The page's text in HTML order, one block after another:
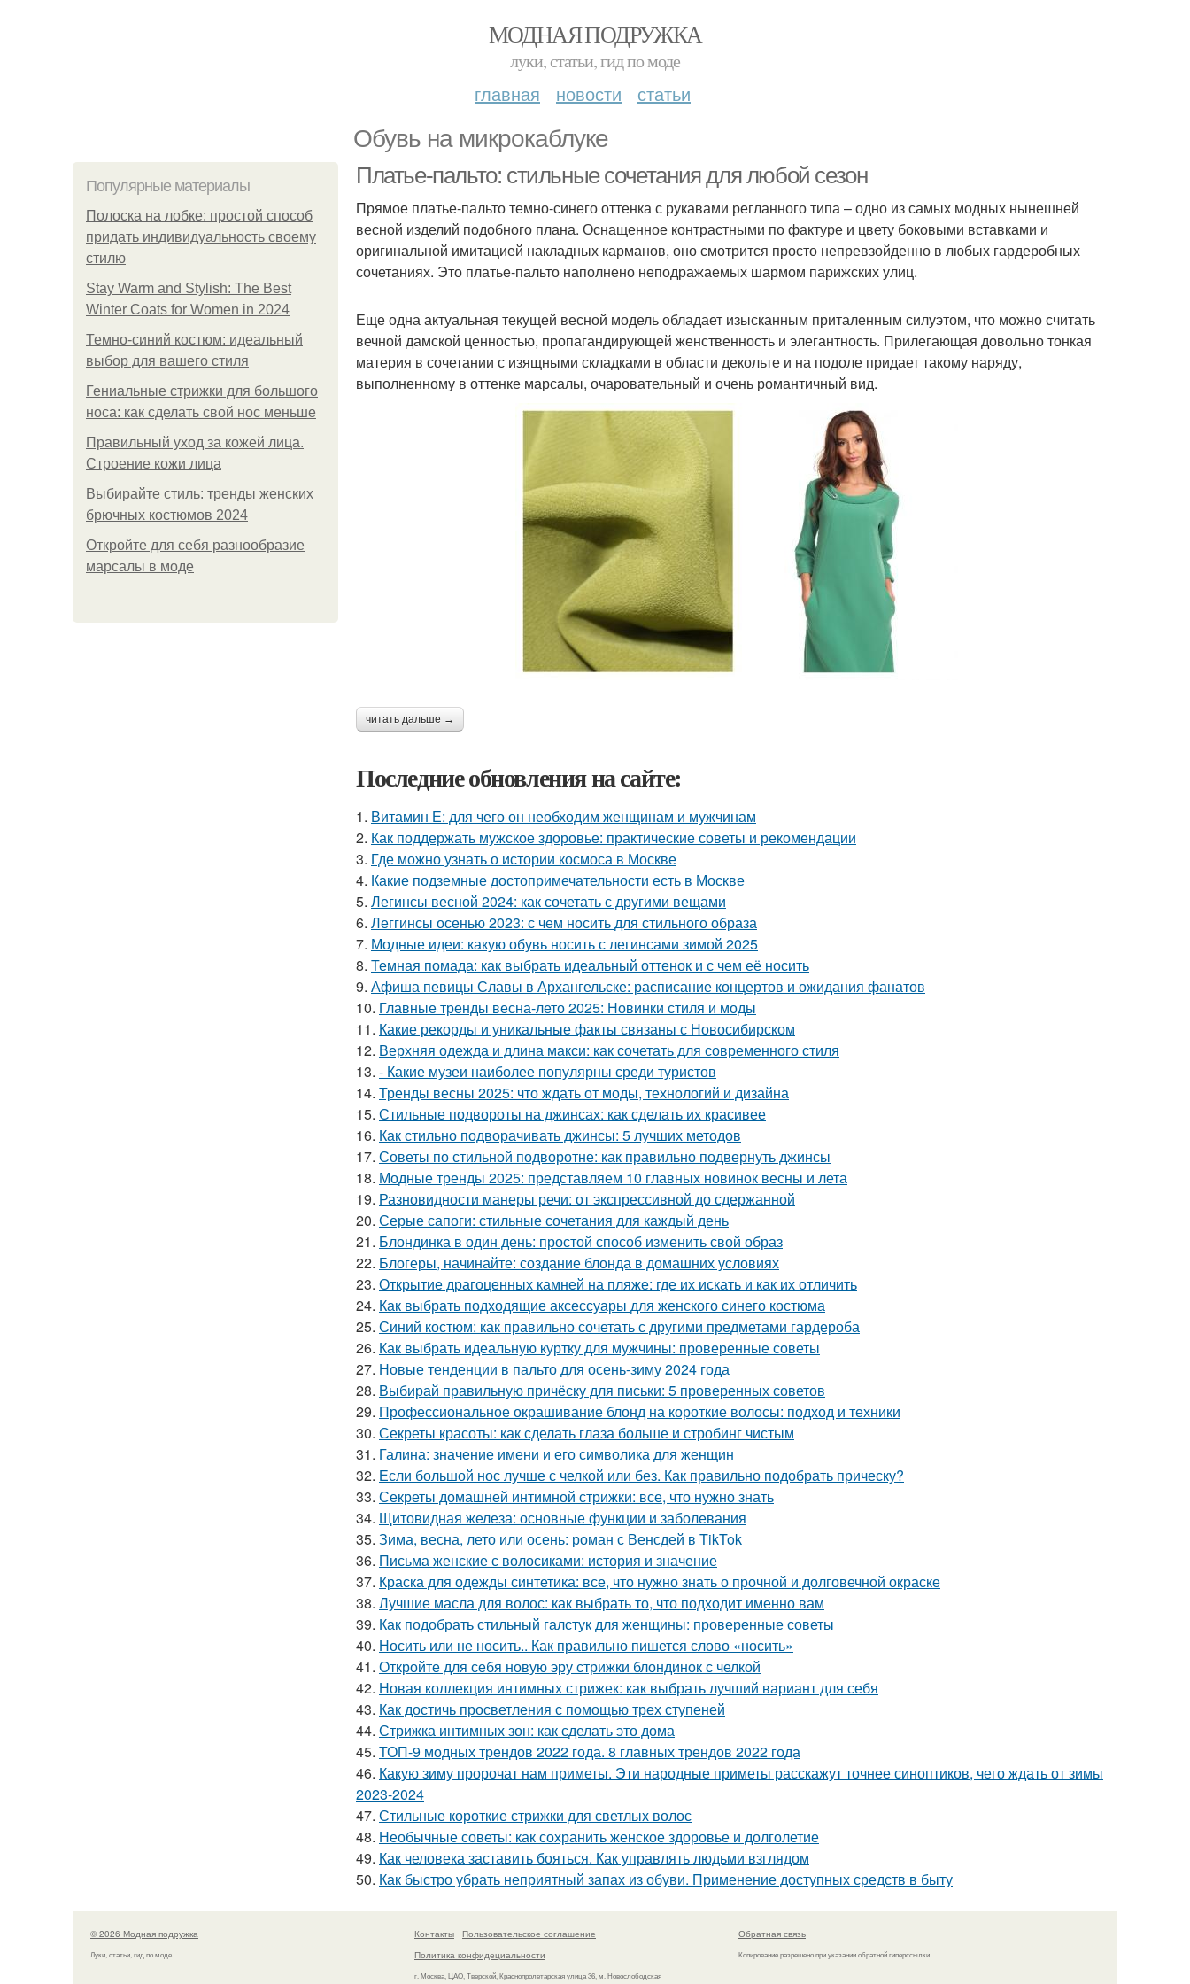
МОДНАЯ ПОДРУЖКА
луки, статьи, гид по моде
главная новости статьи
Обувь на микрокаблуке
Популярные материалы
Полоска на лобке: простой способ
придать индивидуальность своему
стилю
Stay Warm and Stylish: The Best
Winter Coats for Women in 2024
Темно-синий костюм: идеальный
выбор для вашего стиля
Гениальные стрижки для большого
носа: как сделать свой нос меньше
Правильный уход за кожей лица.
Строение кожи лица
Выбирайте стиль: тренды женских
брючных костюмов 2024
Откройте для себя разнообразие
марсалы в моде
Платье-пальто: стильные сочетания для любой сезон
Прямое платье-пальто темно-синего оттенка с рукавами регланного типа – одно из самых модных нынешней
весной изделий подобного плана. Оснащенное контрастными по фактуре и цвету боковыми вставками и
оригинальной имитацией накладных карманов, оно смотрится просто непревзойденно в любых гардеробных
сочетаниях. Это платье-пальто наполнено неподражаемых шармом парижских улиц.
Еще одна актуальная текущей весной модель обладает изысканным приталенным силуэтом, что можно считать
вечной дамской ценностью, пропагандирующей женственность и элегантность. Прилегающая довольно тонкая
материя в сочетании с изящными складками в области декольте и на подоле придает такому наряду,
выполненному в оттенке марсалы, очаровательный и очень романтичный вид.
читать дальше →
Последние обновления на сайте:
1. Витамин Е: для чего он необходим женщинам и мужчинам
2. Как поддержать мужское здоровье: практические советы и рекомендации
3. Где можно узнать о истории космоса в Москве
4. Какие подземные достопримечательности есть в Москве
5. Легинсы весной 2024: как сочетать с другими вещами
6. Леггинсы осенью 2023: с чем носить для стильного образа
7. Модные идеи: какую обувь носить с легинсами зимой 2025
8. Темная помада: как выбрать идеальный оттенок и с чем её носить
9. Афиша певицы Славы в Архангельске: расписание концертов и ожидания фанатов
10. Главные тренды весна-лето 2025: Новинки стиля и моды
11. Какие рекорды и уникальные факты связаны с Новосибирском
12. Верхняя одежда и длина макси: как сочетать для современного стиля
13. - Какие музеи наиболее популярны среди туристов
14. Тренды весны 2025: что ждать от моды, технологий и дизайна
15. Стильные подвороты на джинсах: как сделать их красивее
16. Как стильно подворачивать джинсы: 5 лучших методов
17. Советы по стильной подворотне: как правильно подвернуть джинсы
18. Модные тренды 2025: представляем 10 главных новинок весны и лета
19. Разновидности манеры речи: от экспрессивной до сдержанной
20. Серые сапоги: стильные сочетания для каждый день
21. Блондинка в один день: простой способ изменить свой образ
22. Блогеры, начинайте: создание блонда в домашних условиях
23. Открытие драгоценных камней на пляже: где их искать и как их отличить
24. Как выбрать подходящие аксессуары для женского синего костюма
25. Синий костюм: как правильно сочетать с другими предметами гардероба
26. Как выбрать идеальную куртку для мужчины: проверенные советы
27. Новые тенденции в пальто для осень-зиму 2024 года
28. Выбирай правильную причёску для письки: 5 проверенных советов
29. Профессиональное окрашивание блонд на короткие волосы: подход и техники
30. Секреты красоты: как сделать глаза больше и стробинг чистым
31. Галина: значение имени и его символика для женщин
32. Если большой нос лучше с челкой или без. Как правильно подобрать прическу?
33. Секреты домашней интимной стрижки: все, что нужно знать
34. Щитовидная железа: основные функции и заболевания
35. Зима, весна, лето или осень: роман с Венсдей в TikTok
36. Письма женские с волосиками: история и значение
37. Краска для одежды синтетика: все, что нужно знать о прочной и долговечной окраске
38. Лучшие масла для волос: как выбрать то, что подходит именно вам
39. Как подобрать стильный галстук для женщины: проверенные советы
40. Носить или не носить.. Как правильно пишется слово «носить»
41. Откройте для себя новую эру стрижки блондинок с челкой
42. Новая коллекция интимных стрижек: как выбрать лучший вариант для себя
43. Как достичь просветления с помощью трех ступеней
44. Стрижка интимных зон: как сделать это дома
45. ТОП-9 модных трендов 2022 года. 8 главных трендов 2022 года
46. Какую зиму пророчат нам приметы. Эти народные приметы расскажут точнее синоптиков, чего ждать от зимы
2023-2024
47. Стильные короткие стрижки для светлых волос
48. Необычные советы: как сохранить женское здоровье и долголетие
49. Как человека заставить бояться. Как управлять людьми взглядом
50. Как быстро убрать неприятный запах из обуви. Применение доступных средств в быту
© 2026 Модная подружка
Луки, статьи, гид по моде
Контакты
Пользовательское соглашение
Политика конфидециальности
г. Москва, ЦАО, Тверской, Краснопролетарская улица 36, м. Новослободская
Обратная связь
Копирование разрешено при указании обратной гиперссылки.